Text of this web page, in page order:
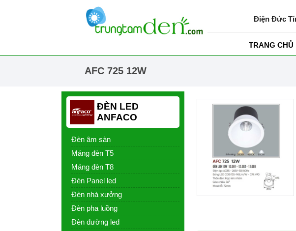
Điện Đức
TRANG CHỦ
AFC 725 12W
ĐÈN LED
ANFACO
Đèn âm sàn
Máng đèn T5
Máng đèn T8
Đèn Panel led
Đèn nhà xưởng
Đèn pha luồng
Đèn đường led